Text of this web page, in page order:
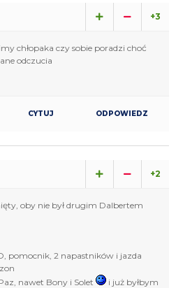
+3
chłopaka czy sobie poradzi choć
odczucia
CYTUJ ODPOWIEDZ
+2
oby nie był drugim Dalbertem
pomocnik, 2 napastników i jazda
nawet Bony i Solet
i już byłbym